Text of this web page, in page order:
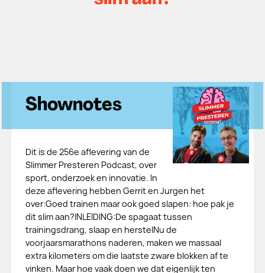
Shownotes
Dit is de 256e aflevering van de
Slimmer Presteren Podcast, over
sport, onderzoek en innovatie. In
deze aflevering hebben Gerrit en Jurgen het
over:Goed trainen maar ook goed slapen: hoe pak je
dit slim aan?INLEIDING:De spagaat tussen
trainingsdrang, slaap en herstelNu de
voorjaarsmarathons naderen, maken we massaal
extra kilometers om die laatste zware blokken af te
vinken. Maar hoe vaak doen we dat eigenlijk ten